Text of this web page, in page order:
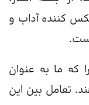
کننده آداب و
که ما به عنوان
تعامل بین این